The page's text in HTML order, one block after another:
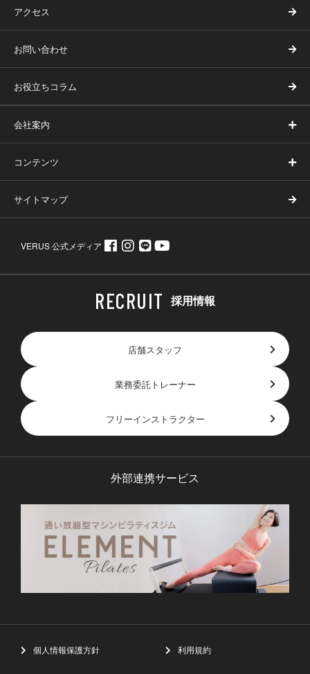
アクセス
お問い合わせ
お役立ちコラム
会社案内
コンテンツ
サイトマップ
VERUS 公式メディア
採用情報
店舗スタッフ
業務委託トレーナー
フリーインストラクター
外部連携サービス
個人情報保護方針 利用規約